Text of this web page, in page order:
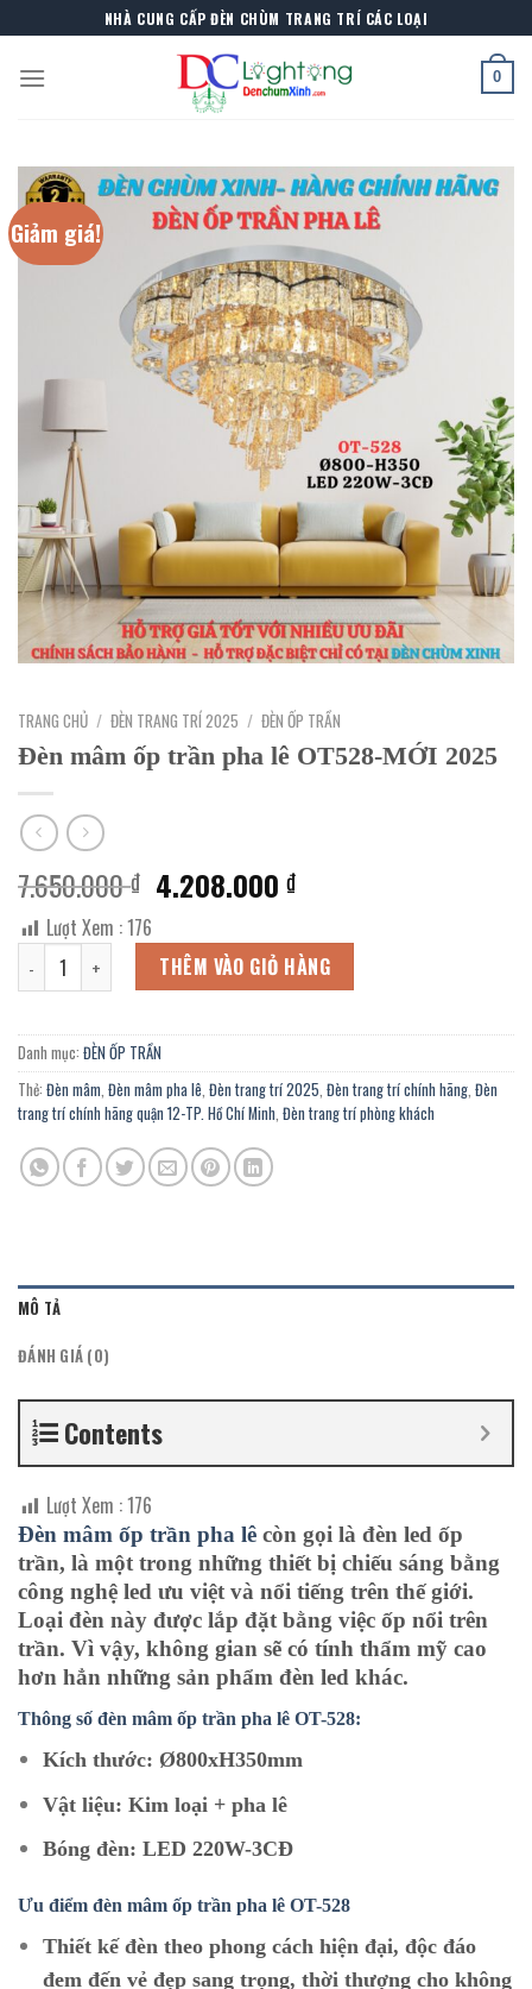
to
content
NHÀ CUNG CẤP ĐÈN CHÙM TRANG TRÍ CÁC LOẠI
0
Giảm giá!
TRANG CHỦ / ĐÈN TRANG TRÍ 2025 / ĐÈN ỐP TRẦN
Đèn mâm ốp trần pha lê OT528-MỚI 2025
7.650.000₫ Giá
gốc
là:
7.650.000 ₫.
4.208.000₫Giá
tại
là:
4.208.000 ₫.
Lượt Xem :176
Đèn mâm ốp trần pha lê OT528-MỚI 2025 số lượng
THÊM VÀO GIỎ HÀNG
Danh mục: ĐÈN ỐP TRẦN
Thẻ: Đèn mâm, Đèn mâm pha lê, Đèn trang trí 2025, Đèn trang trí chính hãng, Đèn
trang trí chính hãng quận 12-TP. Hồ Chí Minh, Đèn trang trí phòng khách
MÔ TẢ
ĐÁNH GIÁ (0)
Contents
Lượt Xem :176
Đèn mâm ốp trần pha lê còn gọi là đèn led ốp
trần, là một trong những thiết bị chiếu sáng bằng
công nghệ led ưu việt và nổi tiếng trên thế giới.
Loại đèn này được lắp đặt bằng việc ốp nổi trên
trần. Vì vậy, không gian sẽ có tính thẩm mỹ cao
hơn hẳn những sản phẩm đèn led khác.
Thông số đèn mâm ốp trần pha lê OT-528:
Kích thước: Ø800xH350mm
Vật liệu: Kim loại + pha lê
Bóng đèn: LED 220W-3CĐ
Ưu điểm đèn mâm ốp trần pha lê OT-528
Thiết kế đèn theo phong cách hiện đại, độc đáo
đem đến vẻ đẹp sang trọng, thời thượng cho không